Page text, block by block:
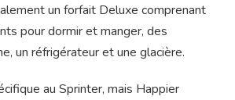
un forfait Deluxe comprenant
pour dormir et manger, des
un réfrigérateur et une glacière.
au Sprinter, mais Happier